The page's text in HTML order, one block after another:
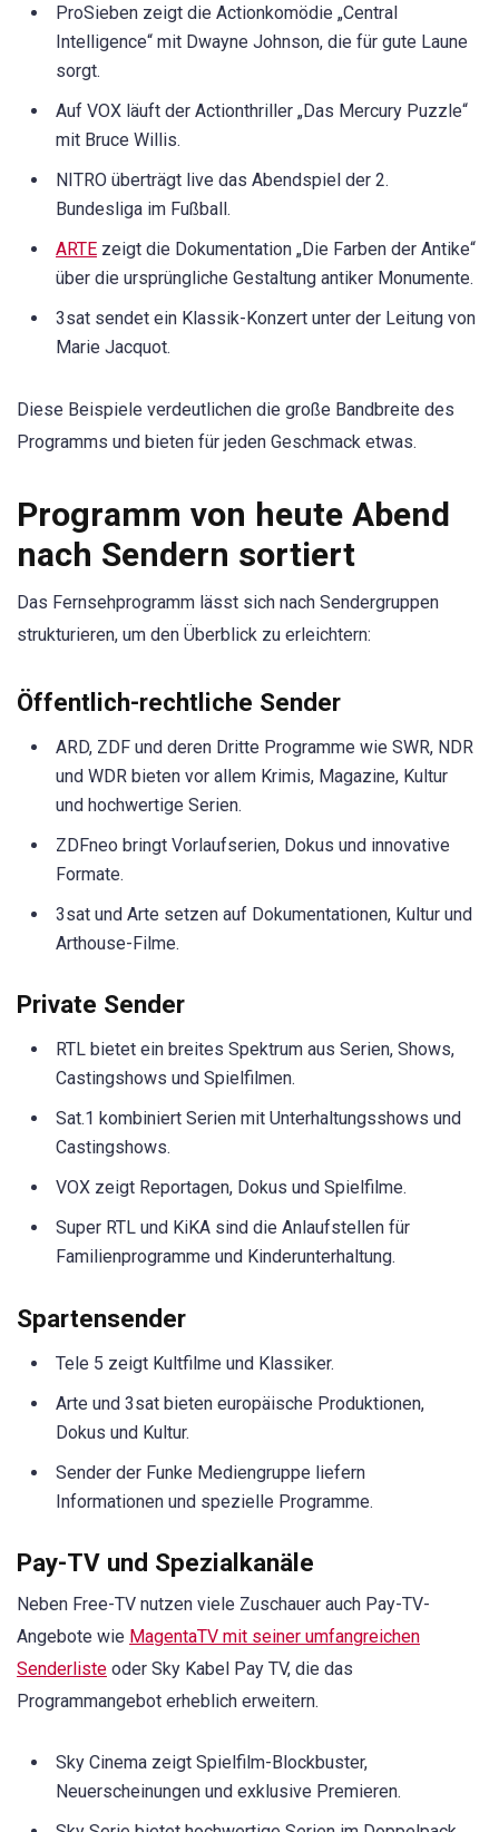
ProSieben zeigt die Actionkomödie „Central
Intelligence“ mit Dwayne Johnson, die für gute Laune
sorgt.
Auf VOX läuft der Actionthriller „Das Mercury Puzzle“
mit Bruce Willis.
NITRO überträgt live das Abendspiel der 2.
Bundesliga im Fußball.
ARTE zeigt die Dokumentation „Die Farben der Antike“
über die ursprüngliche Gestaltung antiker Monumente.
3sat sendet ein Klassik-Konzert unter der Leitung von
Marie Jacquot.
Diese Beispiele verdeutlichen die große Bandbreite des
Programms und bieten für jeden Geschmack etwas.
Programm von heute Abend
nach Sendern sortiert
Das Fernsehprogramm lässt sich nach Sendergruppen
strukturieren, um den Überblick zu erleichtern:
Öffentlich-rechtliche Sender
ARD, ZDF und deren Dritte Programme wie SWR, NDR
und WDR bieten vor allem Krimis, Magazine, Kultur
und hochwertige Serien.
ZDFneo bringt Vorlaufserien, Dokus und innovative
Formate.
3sat und Arte setzen auf Dokumentationen, Kultur und
Arthouse-Filme.
Private Sender
RTL bietet ein breites Spektrum aus Serien, Shows,
Castingshows und Spielfilmen.
Sat.1 kombiniert Serien mit Unterhaltungsshows und
Castingshows.
VOX zeigt Reportagen, Dokus und Spielfilme.
Super RTL und KiKA sind die Anlaufstellen für
Familienprogramme und Kinderunterhaltung.
Spartensender
Tele 5 zeigt Kultfilme und Klassiker.
Arte und 3sat bieten europäische Produktionen,
Dokus und Kultur.
Sender der Funke Mediengruppe liefern
Informationen und spezielle Programme.
Pay-TV und Spezialkanäle
Neben Free-TV nutzen viele Zuschauer auch Pay-TV-
Angebote wie MagentaTV mit seiner umfangreichen
Senderliste oder Sky Kabel Pay TV, die das
Programmangebot erheblich erweitern.
Sky Cinema zeigt Spielfilm-Blockbuster,
Neuerscheinungen und exklusive Premieren.